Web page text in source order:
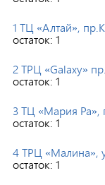
1 ТЦ «Алтай»,
остаток: 1
2 ТРЦ «Galaxy»
остаток: 1
3 ТЦ «Мария Ра»,
остаток: 1
4 ТРЦ «Малина»,
остаток: 1